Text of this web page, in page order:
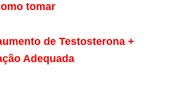
tomar
de Testosterona +
Adequada